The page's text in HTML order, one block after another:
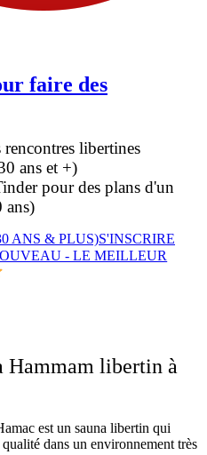
faire des
rencontres libertines
ans et +)
pour des plans d'un
ans)
ANS & PLUS)S'INSCRIRE
- LE MEILLEUR
Hammam libertin à
est un sauna libertin qui
dans un environnement très